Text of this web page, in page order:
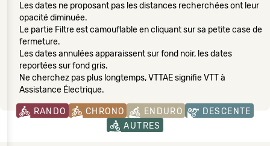
Les dates ne proposant pas les distances recherchées ont leur
opacité diminuée.
Le partie Filtre est camouflable en cliquant sur sa petite case de
fermeture.
Les dates annulées apparaissent sur fond noir, les dates
reportées sur fond gris.
Ne cherchez pas plus longtemps, VTTAE signifie VTT à
Assistance Électrique.
RANDO CHRONO ENDURO
DESCENTE
AUTRES